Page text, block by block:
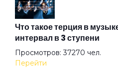
Василиск
Вернемся в Питер
Что такое терция в
интервал в 3 ступени
Просмотров: 37270 чел.
Перейти